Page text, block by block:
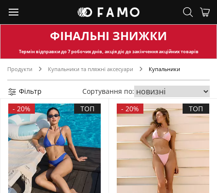
ФІНАЛЬНІ ЗНИЖКИ
Термін відправкидо 7 робочих днів, акція діє до закінчення акційних товарів
Продукти Купальники та пляжні аксесуари Купальники
Фільтр
Сортування по:
- 20% ТОП - 20% ТОП